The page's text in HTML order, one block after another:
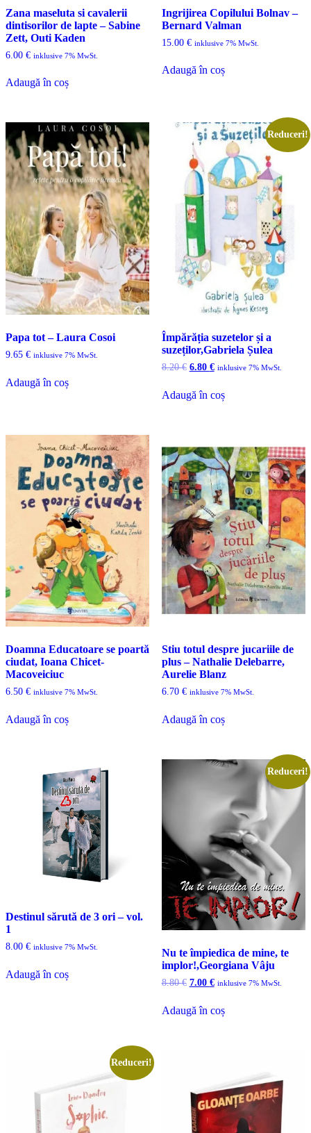
Zana maseluta si cavalerii
dintisorilor de lapte – Sabine
Zett, Outi Kaden
6.00 € inklusive 7% MwSt.
Adaugă în coș
Ingrijirea Copilului Bolnav –
Bernard Valman
15.00 € inklusive 7% MwSt.
Adaugă în coș
Papa tot – Laura Cosoi
9.65 € inklusive 7% MwSt.
Adaugă în coș
Reduceri!
Împărăția suzetelor și a
suzeților,Gabriela Șulea
8.20€ Prețul
fost:
6.80 €Prețul
6.80 €.
inklusive 7% MwSt.
Adaugă în coș
Doamna Educatoare se poartă
ciudat, Ioana Chicet-
Macoveiciuc
6.50 € inklusive 7% MwSt.
Adaugă în coș
Stiu totul despre jucariile de
plus – Nathalie Delebarre,
Aurelie Blanz
6.70 € inklusive 7% MwSt.
Adaugă în coș
Destinul sărută de 3 ori – vol.
1
8.00 € inklusive 7% MwSt.
Adaugă în coș
Reduceri!
Nu te împiedica de mine, te
implor!,Georgiana Vâju
8.80€ Prețul
a
fost:
7.00 €Prețul
7.00 €.
inklusive 7% MwSt.
Adaugă în coș
Reduceri!